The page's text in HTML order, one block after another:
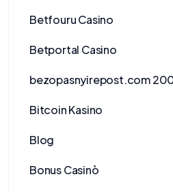
Betfouru Casino
Betportal Casino
bezopasnyirepost.com
Bitcoin Kasino
Blog
Bonus Casinò